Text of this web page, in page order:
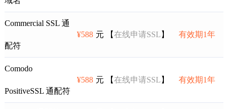
Commercial SSL 通
配符
¥588 元 【在线申请SSL 】 有效期1年
Comodo
PositiveSSL 通配符
¥588 元 【在线申请SSL 】 有效期1年